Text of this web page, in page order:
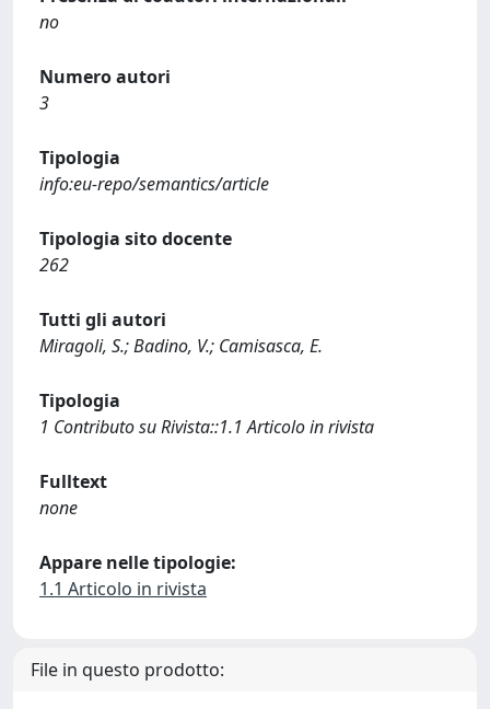
no
Numero autori
3
Tipologia
info:eu-repo/semantics/article
Tipologia sito docente
262
Tutti gli autori
Miragoli, S.; Badino, V.; Camisasca, E.
Tipologia
1 Contributo su Rivista::1.1 Articolo in rivista
Fulltext
none
Appare nelle tipologie:
1.1 Articolo in rivista
File in questo prodotto: